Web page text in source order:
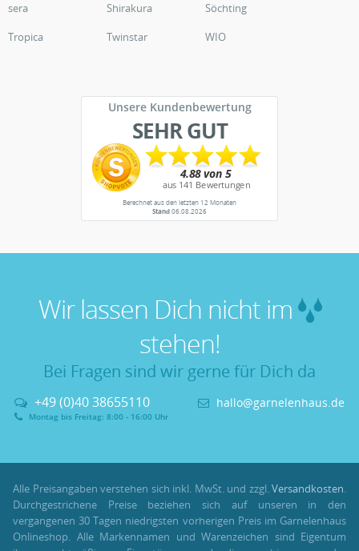
sera
Shirakura
Söchting
Tropica
Twinstar WIO
Unsere Kundenbewertung
SEHR GUT
Berechnet aus den letzten 12 Monaten
Stand06.08.2026
Wir lassen Dich nicht im
stehen!
Bei Fragen sind wir gerne für Dich da
+49 (0)40 38655110
Montag bis Freitag: 8:00 - 16:00 Uhr
hallo@garnelenhaus.de
Alle Preisangaben verstehen sich inkl. MwSt. und zzgl.Versandkosten.
Durchgestrichene Preise beziehen sich auf unseren in den
vergangenen 30 Tagen niedrigsten vorherigen Preis im Garnelenhaus
Onlineshop. Alle Markennamen und Warenzeichen sind Eigentum